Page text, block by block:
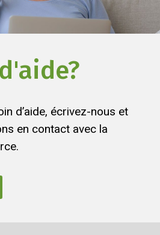
d’aide, écrivez-nous et
en contact avec la